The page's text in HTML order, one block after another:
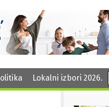
Lokalni izbori 2026.